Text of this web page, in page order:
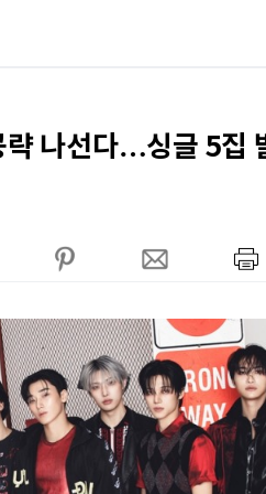
략 나선다…싱글 5집